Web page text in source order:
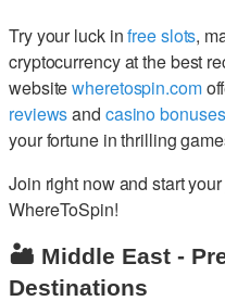
Try your luck infree slots,
cryptocurrency at the best
websitewheretospin.com
reviewsand casino bonuses
your fortune in thrilling
Join right now and start
WhereToSpin!
🏜️ Middle East -
Destinations